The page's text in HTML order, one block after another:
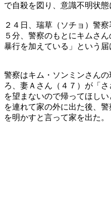
で自殺を図り、意識不明状態
２４日、瑞草（ソチョ）警
５分、警察のもとにキムさ
暴行を加えている」という届
警察はキム・ソンミンさん
ろ、妻Ａさん（４７）が「
を望まないので帰ってほし
を連れて家の外に出た後、
を明かすと言って家を出た。